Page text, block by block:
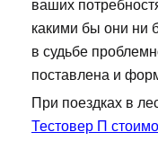
ваших
какими бы они ни
в судьбе
поставлена и
При поездках в
Тестовер П